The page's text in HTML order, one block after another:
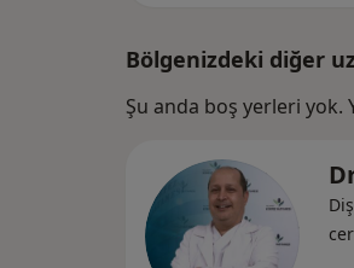
Bölgenizdeki diğer
Şu anda boş yerleri yok.